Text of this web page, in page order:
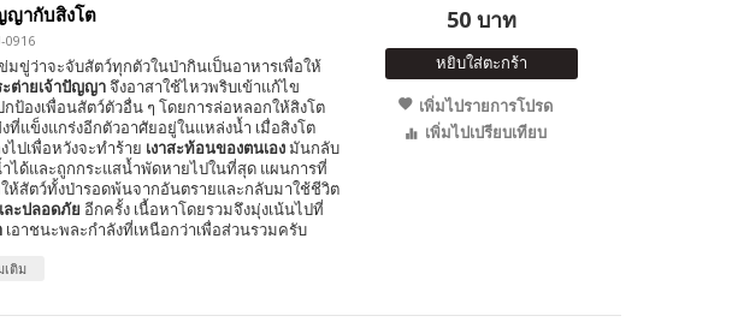
ญากับสิงโต
0916
มขู่ว่าจะจับสัตว์ทุกตัวในป่ากินเป็นอาหารเพื่อให้
ต่ายเจ้าปัญญาจึงอาสาใช้ไหวพริบเข้าแก้ไข
ป้องเพื่อนสัตว์ตัวอื่น ๆ โดยการล่อหลอกให้สิงโต
ที่แข็งแกร่งอีกตัวอาศัยอยู่ในแหล่งน้ำ เมื่อสิงโต
ไปเพื่อหวังจะทำร้าย เงาสะท้อนของตนเองมันกลับ
ได้และถูกกระแสน้ำพัดหายไปในที่สุด แผนการที่
สัตว์ทั้งป่ารอดพ้นจากอันตรายและกลับมาใช้ชีวิต
ะปลอดภัย อีกครั้ง เนื้อหาโดยรวมจึงมุ่งเน้นไปที่
เอาชนะพละกำลังที่เหนือกว่าเพื่อส่วนรวมครับ
เติม
50 บาท
หยิบใส่ตะกร้า
เพิ่มไปรายการโปรด
เพิ่มไปเปรียบเทียบ